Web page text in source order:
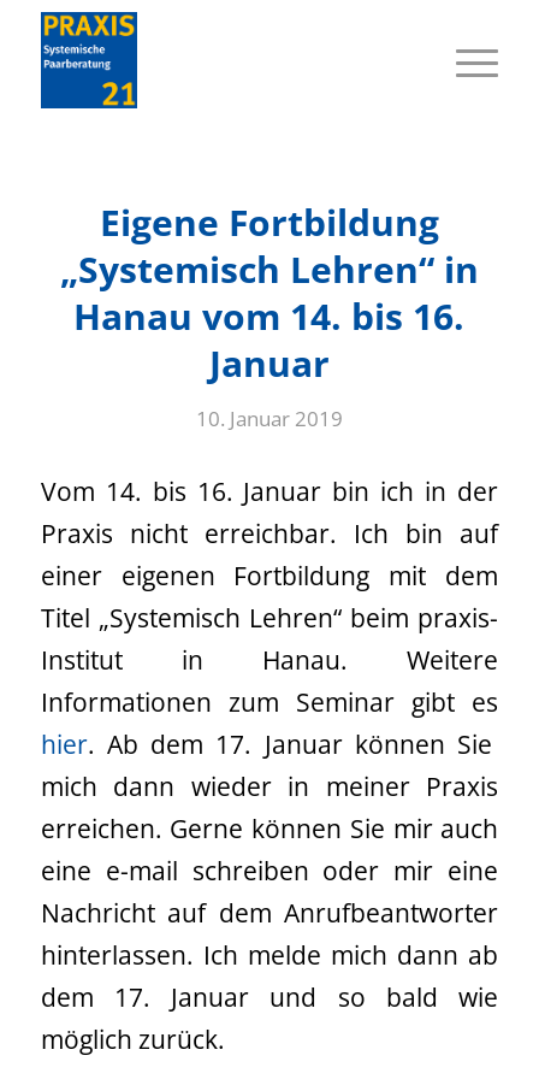
Eigene Fortbildung
„Systemisch Lehren“ in
Hanau vom 14. bis 16.
Januar
10. Januar 2019
Vom 14. bis 16. Januar bin ich in der
Praxis nicht erreichbar. Ich bin auf
einer eigenen Fortbildung mit dem
Titel „Systemisch Lehren“ beim praxis-
Institut in Hanau. Weitere
Informationen zum Seminar gibt es
hier. Ab dem 17. Januar können Sie
mich dann wieder in meiner Praxis
erreichen. Gerne können Sie mir auch
eine e-mail schreiben oder mir eine
Nachricht auf dem Anrufbeantworter
hinterlassen. Ich melde mich dann ab
dem 17. Januar und so bald wie
möglich zurück.